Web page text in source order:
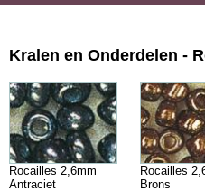
Kralen en Onderdelen -
Rocailles 2,6mm
Antraciet
Rocailles
Brons